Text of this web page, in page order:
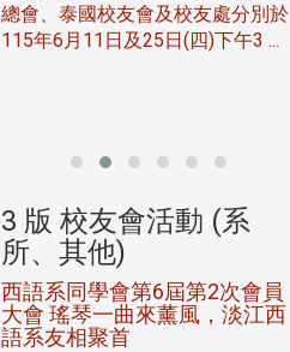
總會、泰國校友會及校友處分別於
115年6月11日及25日(四)下午3 ...
3 版 校友會活動 (系
所、其他)
西語系同學會第6屆第2次會員
大會 瑤琴一曲來薰風，淡江西
語系友相聚首